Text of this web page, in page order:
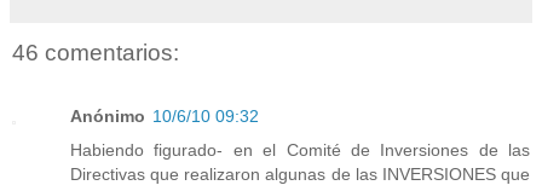
46 comentarios:
Anónimo 10/6/10 09:32
Habiendo figurado- en el Comité de Inversiones de las
Directivas que realizaron algunas de las INVERSIONES que